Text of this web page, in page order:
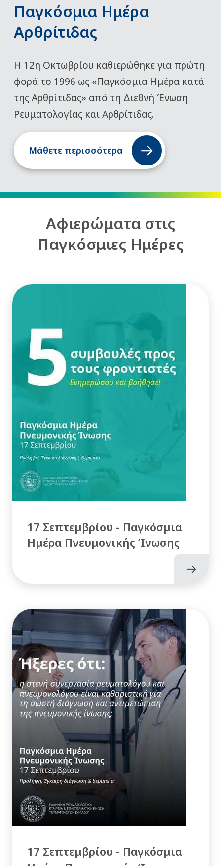
Παγκόσμια Ημέρα
Αρθρίτιδας
Η 12η Οκτωβρίου καθιερώθηκε για πρώτη
φορά το 1996 ως «Παγκόσμια Ημέρα κατά
της Αρθρίτιδας» από τη Διεθνή Ένωση
Ρευματολογίας και Αρθρίτιδας.
Μάθετε περισσότερα
Αφιερώματα στις
Παγκόσμιες Ημέρες
17 Σεπτεμβρίου - Παγκόσμια
Ημέρα Πνευμονικής Ίνωσης
17 Σεπτεμβρίου - Παγκόσμια